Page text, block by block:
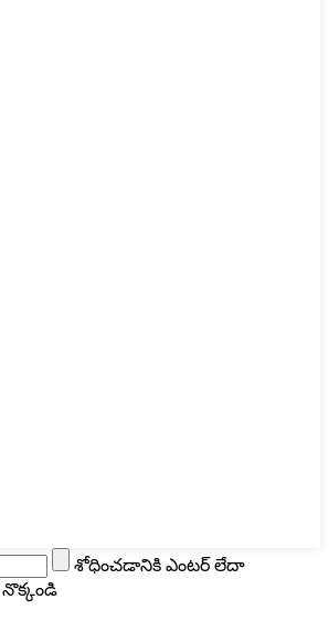
శోధించడానికి ఎంటర్ లేదా